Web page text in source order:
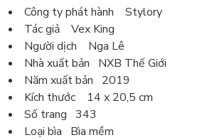
Công ty phát hành Stylory
Tác giả Vex King
Người dịch Nga Lê
Nhà xuất bản NXB Thế Giới
Năm xuất bản 2019
Kích thước 14 x 20,5 cm
Số trang 343
Loại bìa Bìa mềm